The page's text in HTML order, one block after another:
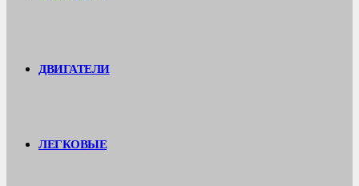
ДВИГАТЕЛИ
ЛЕГКОВЫЕ